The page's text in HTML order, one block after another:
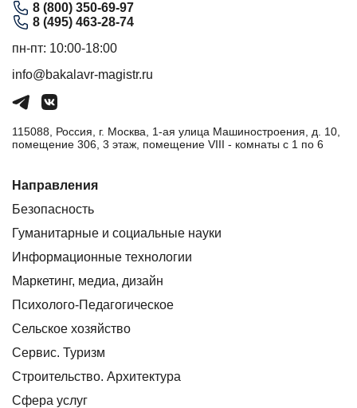
8 (800) 350-69-97
8 (495) 463-28-74
пн-пт: 10:00-18:00
info@bakalavr-magistr.ru
115088, Россия, г. Москва, 1-ая улица Машиностроения, д. 10,
помещение 306, 3 этаж, помещение VIII - комнаты с 1 по 6
Направления
Безопасность
Гуманитарные и социальные науки
Информационные технологии
Маркетинг, медиа, дизайн
Психолого-Педагогическое
Сельское хозяйство
Сервис. Туризм
Строительство. Архитектура
Сфера услуг